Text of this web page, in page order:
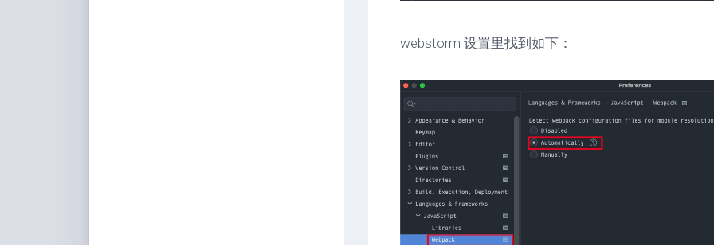
webstorm 设置里找到如下：